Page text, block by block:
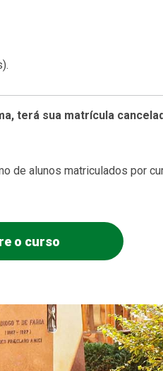
terá sua matrícula
de alunos matriculados por
o curso